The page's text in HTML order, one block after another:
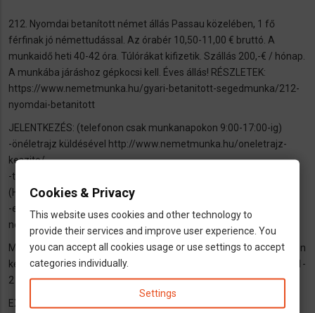
212. Nyomdai betanított német állás Passau közelében, 1 fő
férfinak jó némettudással. Az órabér 10,50-11,00 € bruttó. A
munkaidő heti 40-42 óra. Túlórákat kifizetik. Szállás 200,-€ / hónap.
A munkába járáshoz gépkocsi kell. Éves állás! RÉSZLETEK:
https://www.nemetmunka.hu/gyari-betanitott-segedmunka/212-
nyomdai-betanitott
JELENTKEZÉS: (telefonon csak munkanapokon 9:00-17:00-ig)
-önéletrajz küldésével http://www.nemetmunka.hu/oneletrajz-
keszito/
-telefonszámok: 0049 8641 6949 000 (DE) vagy 06 1 920 3433
(HU)
-e-mailben: német nyelvű, fényképes Lebenslauf-val
nemetmunkateam@nemetmunka.hu
Miután megkaptuk az önéletrajzát utána 1-2 napon belül telefonon
keressük konkrét állásajánlattal és ha minden rendben van akkor 1-
2 héten belül munkába állhat.
EXACT Personal UG D-83224.Grassau
Cookies & Privacy
This website uses cookies and other technology to
provide their services and improve user experience. You
you can accept all cookies usage or use settings to accept
categories individually.
Settings